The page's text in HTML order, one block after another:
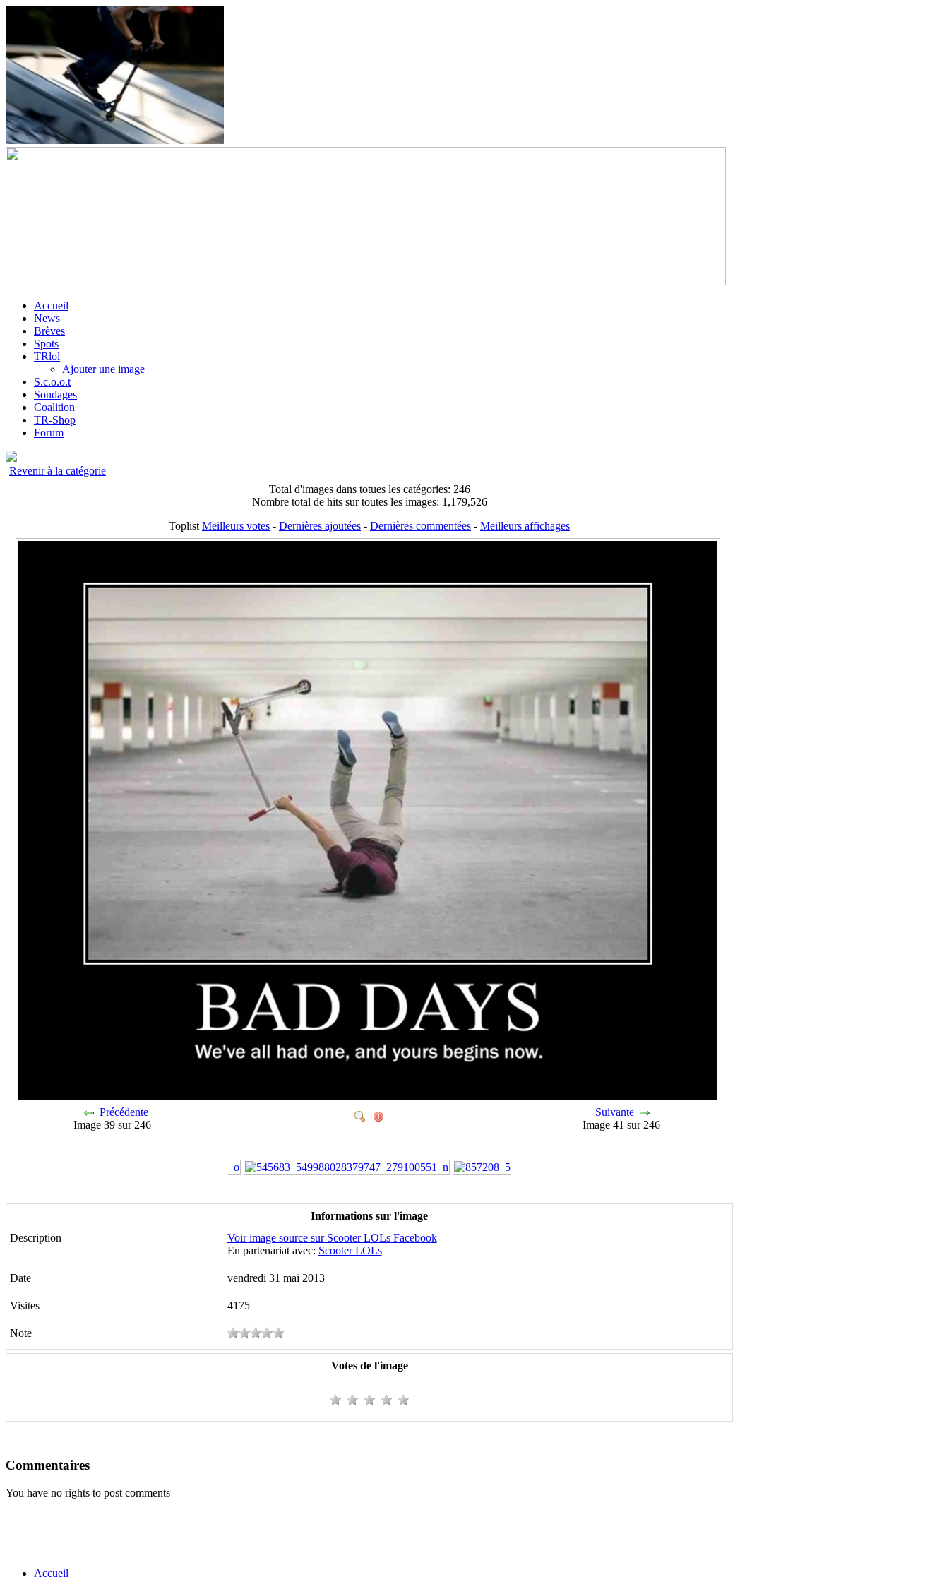
Accueil
News
Brèves
Spots
TRlol
Ajouter une image
S.c.o.o.t
Sondages
Coalition
TR-Shop
Forum
Revenir à la catégorie
Total d'images dans totues les catégories: 246
Nombre total de hits sur toutes les images: 1,179,526
Toplist Meilleurs votes - Dernières ajoutées - Dernières commentées - Meilleurs affichages
Précédente
Image 39 sur 246
Suivante
Image 41 sur 246
Informations sur l'image
Description
Voir image source sur Scooter LOLs Facebook
En partenariat avec: Scooter LOLs
Date vendredi 31 mai 2013
Visites 4175
Note
Votes de l'image
Commentaires
You have no rights to post comments
Accueil